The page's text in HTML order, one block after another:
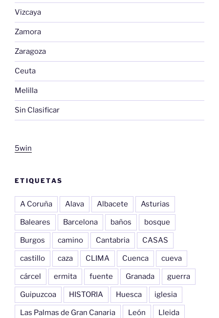
Vizcaya
Zamora
Zaragoza
Ceuta
Melilla
Sin Clasificar
5win
ETIQUETAS
A Coruña Alava Albacete Asturias
Baleares Barcelona baños bosque
Burgos camino Cantabria CASAS
castillo caza CLIMA Cuenca cueva
cárcel ermita fuente Granada guerra
Guipuzcoa HISTORIA Huesca iglesia
Las Palmas de Gran Canaria León Lleida